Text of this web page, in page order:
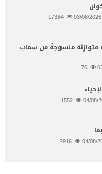
03/08/2026
متوازِنَة منسوجةٌ من سِماتٍ
04/08/
04/08/